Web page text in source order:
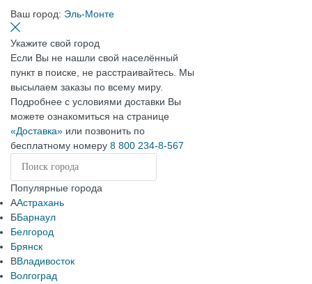
Ваш город: Эль-Монте
Укажите свой город
Если Вы не нашли свой населённый
пункт в поиске, не расстраивайтесь. Мы
высылаем заказы по всему миру.
Подробнее с условиями доставки Вы
можете ознакомиться на странице
«Доставка» или позвонить по
бесплатному номеру 8 800 234-8-567
Популярные города
ААстрахань
ББарнаул
Белгород
Брянск
ВВладивосток
Волгоград